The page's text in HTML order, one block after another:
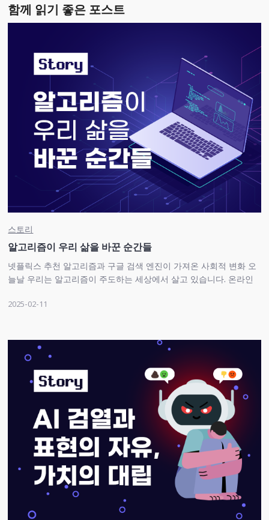
함께 읽기 좋은 포스트
스토리
알고리즘이 우리 삶을 바꾼 순간들
넷플릭스 추천 알고리즘과 구글 검색 엔진이 가져온 사회적 변화 오
늘날 우리는 알고리즘이 주도하는 세상에서 살고 있습니다. 온라인
리즘이 개입합니다. 특히 넷플릭스 추천 알고리즘과 구글 검색 엔진
2025-02-11